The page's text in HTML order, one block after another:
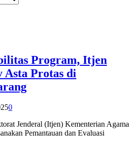
Program, Itjen
Asta Protas di
0
Jenderal (Itjen) Kementerian Agama
Pemantauan dan Evaluasi